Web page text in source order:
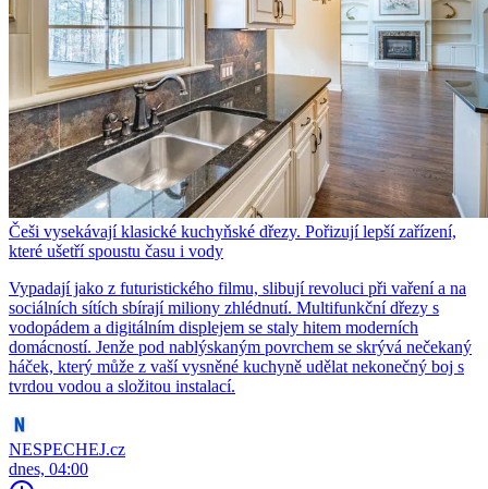
Češi vysekávají klasické kuchyňské dřezy. Pořizují lepší zařízení,
které ušetří spoustu času i vody
Vypadají jako z futuristického filmu, slibují revoluci při vaření a na
sociálních sítích sbírají miliony zhlédnutí. Multifunkční dřezy s
vodopádem a digitálním displejem se staly hitem moderních
domácností. Jenže pod nablýskaným povrchem se skrývá nečekaný
háček, který může z vaší vysněné kuchyně udělat nekonečný boj s
tvrdou vodou a složitou instalací.
NESPECHEJ.cz
dnes, 04:00